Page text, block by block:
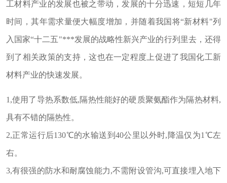
工材料产业的发展也被之带动，发展的十分迅速，短短几年
时间，其年需求量便大幅度增加，并随着我国将“新材料"列
入国家“十二五"***发展的战略性新兴产业的行列里去，还得
到了相关政策的支持，这也在一定程度上促进了我国化工新
材料产业的快速发展。
1,使用了导热系数低,隔热性能好的硬质聚氨酯作为隔热材料,
具有不错的隔热性。
2,正常运行后130℃的水输送到40公里以外时,降温仅为1℃左
右。
3,有很强的防水和耐腐蚀能力,不需附设管沟,可直接埋入地下